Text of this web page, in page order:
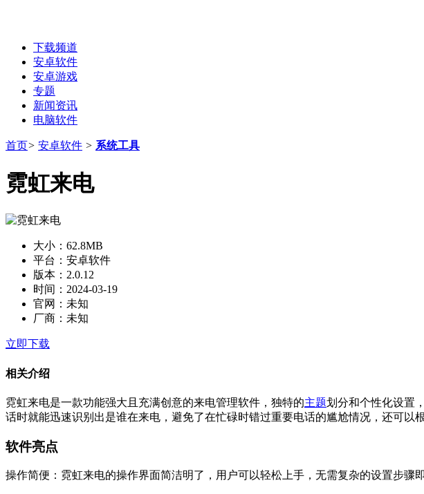
下载频道
安卓软件
安卓游戏
专题
新闻资讯
电脑软件
首页> 安卓软件 > 系统工具
霓虹来电
大小： 62.8MB
平台： 安卓软件
版本： 2.0.12
时间： 2024-03-19
官网： 未知
厂商： 未知
立即下载
相关介绍
霓虹来电是一款功能强大且充满创意的来电管理软件，独特的主题划分和个性化设置
话时就能迅速识别出是谁在来电，避免了在忙碌时错过重要电话的尴尬情况，还可以
软件亮点
操作简便：霓虹来电的操作界面简洁明了，用户可以轻松上手，无需复杂的设置步骤